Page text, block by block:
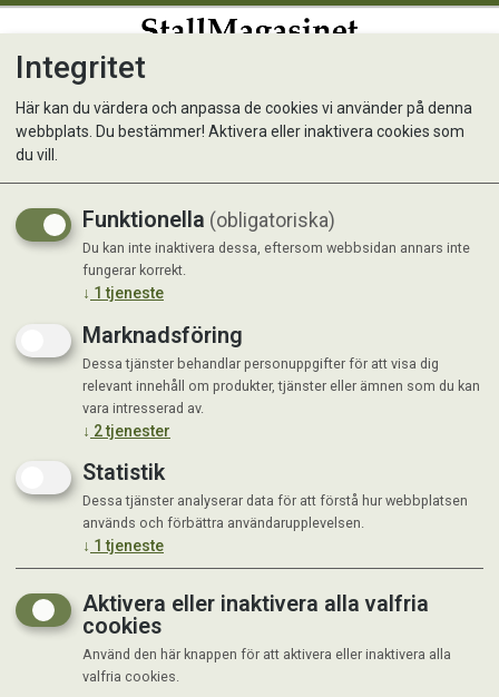
Halla Senior 12kg
Integritet
Här kan du värdera och anpassa de cookies vi använder på denna
webbplats. Du bestämmer! Aktivera eller inaktivera cookies som
du vill.
Funktionella (obligatoriska)
Du kan inte inaktivera dessa, eftersom webbsidan annars inte
fungerar korrekt.
↓ 1 tjeneste
Marknadsföring
Dessa tjänster behandlar personuppgifter för att visa dig
relevant innehåll om produkter, tjänster eller ämnen som du kan
vara intresserad av.
↓ 2tjenester
Statistik
Dessa tjänster analyserar data för att förstå hur webbplatsen
används och förbättra användarupplevelsen.
↓ 1 tjeneste
Aktivera eller inaktivera alla valfria
cookies
Använd den här knappen för att aktivera eller inaktivera alla
valfria cookies.